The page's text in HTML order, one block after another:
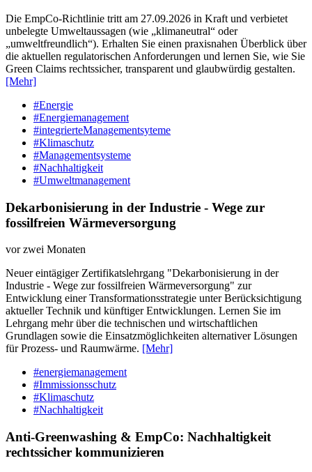
Die EmpCo-Richtlinie tritt am 27.09.2026 in Kraft und verbietet
unbelegte Umweltaussagen (wie „klimaneutral“ oder
„umweltfreundlich“). Erhalten Sie einen praxisnahen Überblick über
die aktuellen regulatorischen Anforderungen und lernen Sie, wie Sie
Green Claims rechtssicher, transparent und glaubwürdig gestalten.
[Mehr]
#Energie
#Energiemanagement
#integrierteManagementsyteme
#Klimaschutz
#Managementsysteme
#Nachhaltigkeit
#Umweltmanagement
Dekarbonisierung in der Industrie - Wege zur
fossilfreien Wärmeversorgung
vor zwei Monaten
Neuer eintägiger Zertifikatslehrgang "Dekarbonisierung in der
Industrie - Wege zur fossilfreien Wärmeversorgung" zur
Entwicklung einer Transformationsstrategie unter Berücksichtigung
aktueller Technik und künftiger Entwicklungen. Lernen Sie im
Lehrgang mehr über die technischen und wirtschaftlichen
Grundlagen sowie die Einsatzmöglichkeiten alternativer Lösungen
für Prozess- und Raumwärme. [Mehr]
#energiemanagement
#Immissionsschutz
#Klimaschutz
#Nachhaltigkeit
Anti-Greenwashing & EmpCo: Nachhaltigkeit
rechtssicher kommunizieren